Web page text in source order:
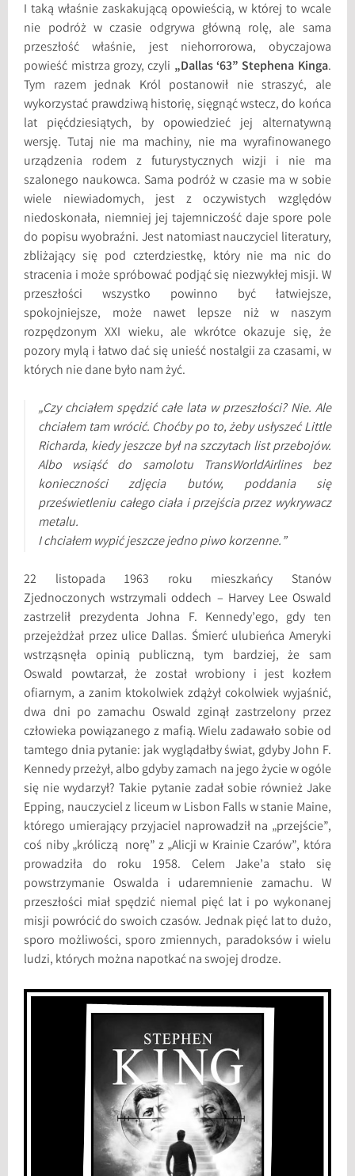
I taką właśnie zaskakującą opowieścią, w której to wcale
nie podróż w czasie odgrywa główną rolę, ale sama
przeszłość właśnie, jest niehorrorowa, obyczajowa
powieść mistrza grozy, czyli „Dallas ‘63” Stephena Kinga.
Tym razem jednak Król postanowił nie straszyć, ale
wykorzystać prawdziwą historię, sięgnąć wstecz, do końca
lat pięćdziesiątych, by opowiedzieć jej alternatywną
wersję. Tutaj nie ma machiny, nie ma wyrafinowanego
urządzenia rodem z futurystycznych wizji i nie ma
szalonego naukowca. Sama podróż w czasie ma w sobie
wiele niewiadomych, jest z oczywistych względów
niedoskonała, niemniej jej tajemniczość daje spore pole
do popisu wyobraźni. Jest natomiast nauczyciel literatury,
zbliżający się pod czterdziestkę, który nie ma nic do
stracenia i może spróbować podjąć się niezwykłej misji. W
przeszłości wszystko powinno być łatwiejsze,
spokojniejsze, może nawet lepsze niż w naszym
rozpędzonym XXI wieku, ale wkrótce okazuje się, że
pozory mylą i łatwo dać się unieść nostalgii za czasami, w
których nie dane było nam żyć.
„Czy chciałem spędzić całe lata w przeszłości? Nie. Ale
chciałem tam wrócić. Choćby po to, żeby usłyszeć Little
Richarda, kiedy jeszcze był na szczytach list przebojów.
Albo wsiąść do samolotu TransWorldAirlines bez
konieczności zdjęcia butów, poddania się
prześwietleniu całego ciała i przejścia przez wykrywacz
metalu.
I chciałem wypić jeszcze jedno piwo korzenne.”
22 listopada 1963 roku mieszkańcy Stanów
Zjednoczonych wstrzymali oddech – Harvey Lee Oswald
zastrzelił prezydenta Johna F. Kennedy’ego, gdy ten
przejeżdżał przez ulice Dallas. Śmierć ulubieńca Ameryki
wstrząsnęła opinią publiczną, tym bardziej, że sam
Oswald powtarzał, że został wrobiony i jest kozłem
ofiarnym, a zanim ktokolwiek zdążył cokolwiek wyjaśnić,
dwa dni po zamachu Oswald zginął zastrzelony przez
człowieka powiązanego z mafią. Wielu zadawało sobie od
tamtego dnia pytanie: jak wyglądałby świat, gdyby John F.
Kennedy przeżył, albo gdyby zamach na jego życie w ogóle
się nie wydarzył? Takie pytanie zadał sobie również Jake
Epping, nauczyciel z liceum w Lisbon Falls w stanie Maine,
którego umierający przyjaciel naprowadził na „przejście”,
coś niby „króliczą norę” z „Alicji w Krainie Czarów”, która
prowadziła do roku 1958. Celem Jake’a stało się
powstrzymanie Oswalda i udaremnienie zamachu. W
przeszłości miał spędzić niemal pięć lat i po wykonanej
misji powrócić do swoich czasów. Jednak pięć lat to dużo,
sporo możliwości, sporo zmiennych, paradoksów i wielu
ludzi, których można napotkać na swojej drodze.